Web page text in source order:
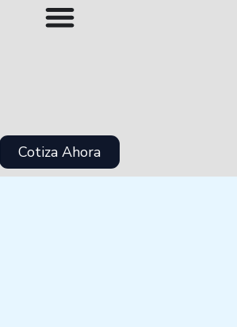
Cotiza Ahora